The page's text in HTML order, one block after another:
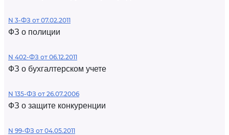
N 3-ФЗ от 07.02.2011
ФЗ о полиции
N 402-ФЗ от 06.12.2011
ФЗ о бухгалтерском учете
N 135-ФЗ от 26.07.2006
ФЗ о защите конкуренции
N 99-ФЗ от 04.05.2011